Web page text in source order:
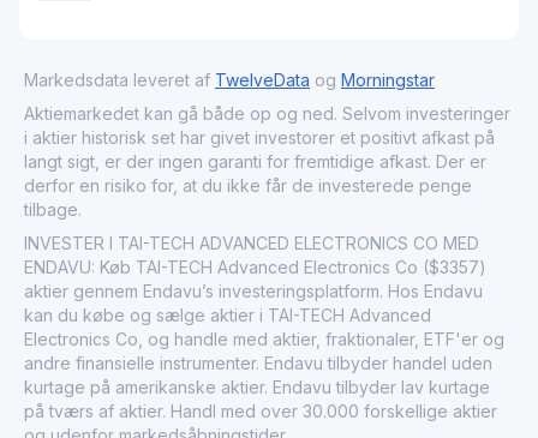
Markedsdata leveret af TwelveData og Morningstar
Aktiemarkedet kan gå både op og ned. Selvom investeringer
i aktier historisk set har givet investorer et positivt afkast på
langt sigt, er der ingen garanti for fremtidige afkast. Der er
derfor en risiko for, at du ikke får de investerede penge
tilbage.
INVESTER I TAI-TECH ADVANCED ELECTRONICS CO MED
ENDAVU: Køb TAI-TECH Advanced Electronics Co ($3357)
aktier gennem Endavu’s investeringsplatform. Hos Endavu
kan du købe og sælge aktier i TAI-TECH Advanced
Electronics Co, og handle med aktier, fraktionaler, ETF'er og
andre finansielle instrumenter. Endavu tilbyder handel uden
kurtage på amerikanske aktier. Endavu tilbyder lav kurtage
på tværs af aktier. Handl med over 30.000 forskellige aktier